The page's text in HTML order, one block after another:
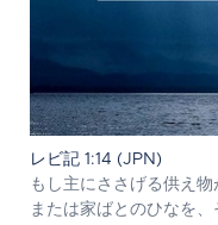
レビ記 1:14 (JPN)
もし主にささげる供え
または家ばとのひなを